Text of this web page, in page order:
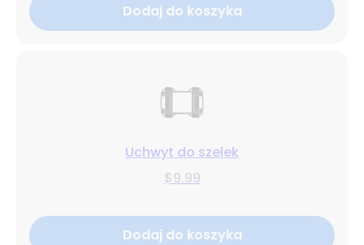
Dodaj do koszyka
Uchwyt do szelek
$9.99
Dodaj do koszyka